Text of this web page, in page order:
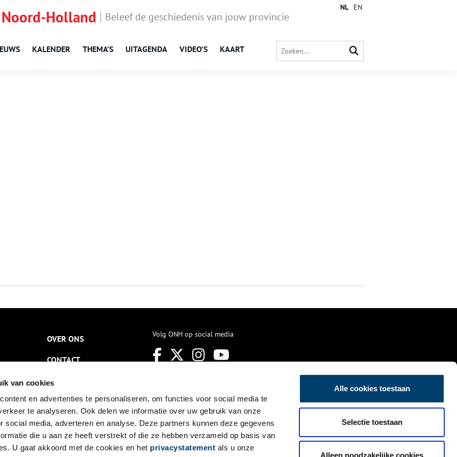
van cookies
en advertenties te personaliseren, om functies voor social media te
te analyseren. Ook delen we informatie over uw gebruik van onze
social media, adverteren en analyse. Deze partners kunnen deze gegevens
die u aan ze heeft verstrekt of die ze hebben verzameld op basis van
U gaat akkoord met de cookies en het privacystatement als u onze
Alle cookies toestaan
Selectie toestaan
Alleen noodzakelijke cookies
Holland Beleef de geschiedenis van jouw provincie
KALENDER THEMA’S UITAGENDA VIDEO’S KAART
NL EN
OVER ONS
CONTACT
NIEUWSBRIEF
DISCLAIMER
PRIVACY
TOEGANKELIJKHEID
Volg ONH op social media